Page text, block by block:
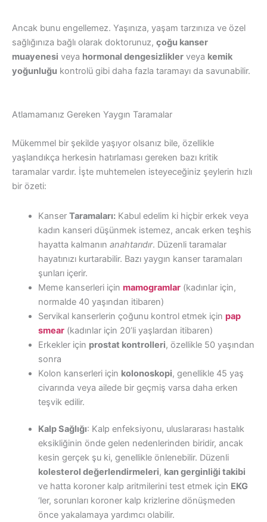
Ancak bunu engellemez. Yaşınıza, yaşam tarzınıza ve özel
sağlığınıza bağlı olarak doktorunuz, çoğu kanser
muayenesi veya hormonal dengesizlikler veya kemik
yoğunluğu kontrolü gibi daha fazla taramayı da savunabilir.
Atlamamanız Gereken Yaygın Taramalar
Mükemmel bir şekilde yaşıyor olsanız bile, özellikle
yaşlandıkça herkesin hatırlaması gereken bazı kritik
taramalar vardır. İşte muhtemelen isteyeceğiniz şeylerin hızlı
bir özeti:
Kanser Taramaları:Kabul edelim ki hiçbir erkek veya
kadın kanseri düşünmek istemez, ancak erken teşhis
hayatta kalmanın anahtarıdır. Düzenli taramalar
hayatınızı kurtarabilir. Bazı yaygın kanser taramaları
şunları içerir.
Meme kanserleri için mamogramlar(kadınlar için,
normalde 40 yaşından itibaren)
Servikal kanserlerin çoğunu kontrol etmek için pap
smear(kadınlar için 20’li yaşlardan itibaren)
Erkekler için prostat kontrolleri, özellikle 50 yaşından
sonra
Kolon kanserleri için kolonoskopi, genellikle 45 yaş
civarında veya ailede bir geçmiş varsa daha erken
teşvik edilir.
Kalp Sağlığı: Kalp enfeksiyonu, uluslararası hastalık
eksikliğinin önde gelen nedenlerinden biridir, ancak
kesin gerçek şu ki, genellikle önlenebilir. Düzenli
kolesterol değerlendirmeleri, kan gerginliği takibi
ve hatta koroner kalp aritmilerini test etmek için EKG
‘ler, sorunları koroner kalp krizlerine dönüşmeden
önce yakalamaya yardımcı olabilir.